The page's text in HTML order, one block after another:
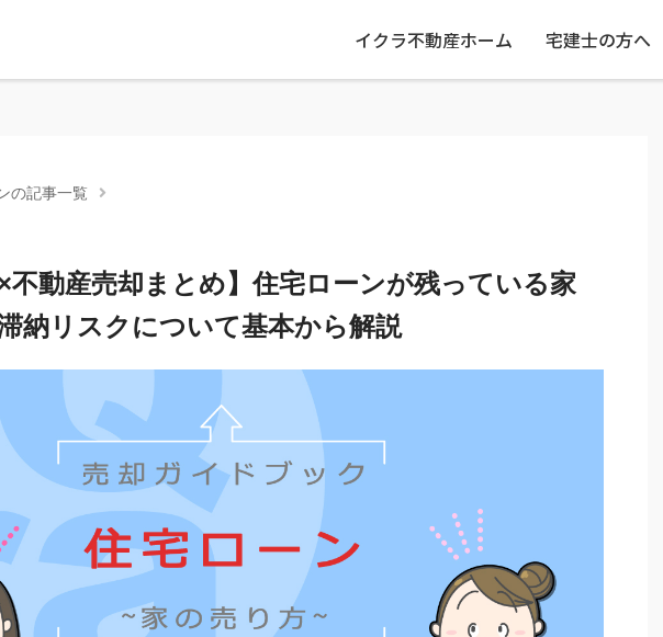
イクラ不動産ホーム 宅建士の方へ
の記事一覧
×不動産売却まとめ】住宅ローンが残っている家
納リスクについて基本から解説